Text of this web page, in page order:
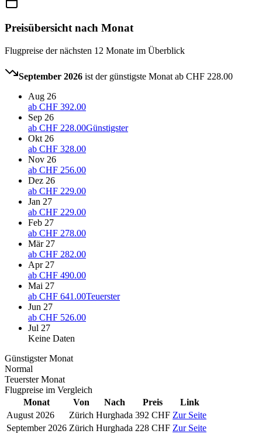
Preisübersicht nach Monat
Flugpreise der nächsten 12 Monate im Überblick
September 2026 ist der günstigste Monat ab CHF 228.00
Aug 26
ab CHF 392.00
Sep 26
ab CHF 228.00Günstigster
Okt 26
ab CHF 328.00
Nov 26
ab CHF 256.00
Dez 26
ab CHF 229.00
Jan 27
ab CHF 229.00
Feb 27
ab CHF 278.00
Mär 27
ab CHF 282.00
Apr 27
ab CHF 490.00
Mai 27
ab CHF 641.00Teuerster
Jun 27
ab CHF 526.00
Jul 27
Keine Daten
Günstigster Monat
Normal
Teuerster Monat
Flugpreise im Vergleich
Monat
Von Nach Preis
Link
August 2026
Zürich Hurghada 392 CHF Zur Seite
September 2026 Zürich Hurghada 228 CHF Zur Seite